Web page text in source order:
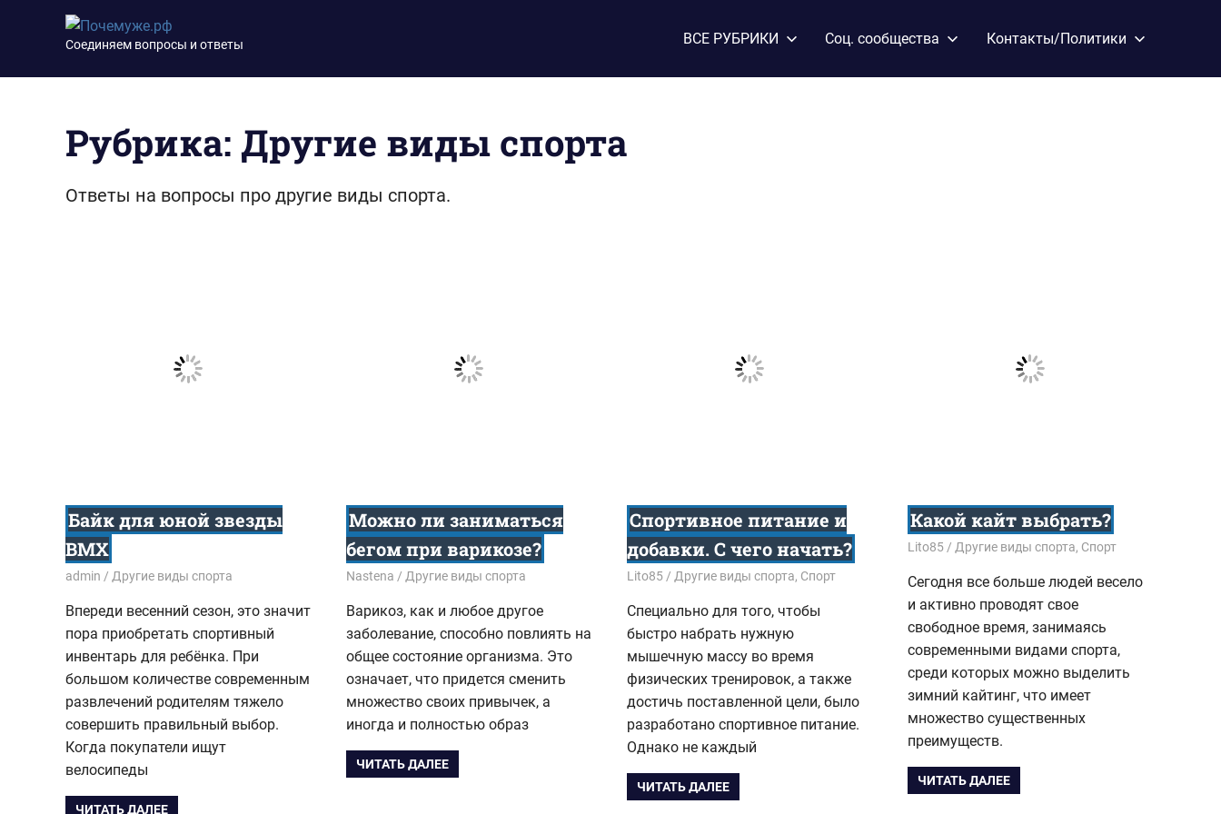
содержимому
Почемуже.рф
Соединяем вопросы и ответы ВСЕ РУБРИКИ Соц. сообщества Контакты/Политики
Рубрика: Другие виды спорта
Ответы на вопросы про другие виды спорта.
Байк для юной звезды
BMX
08.03.2017
admin Другие виды спорта
Впереди весенний сезон, это значит
пора приобретать спортивный
инвентарь для ребёнка. При
большом количестве современным
развлечений родителям тяжело
совершить правильный выбор.
Когда покупатели ищут
велосипеды
ЧИТАТЬ ДАЛЕЕ
Можно ли заниматься
бегом при варикозе?
21.01.2017
Nastena Другие виды спорта
Варикоз, как и любое другое
заболевание, способно повлиять на
общее состояние организма. Это
означает, что придется сменить
множество своих привычек, а
иногда и полностью образ
ЧИТАТЬ ДАЛЕЕ
Спортивное питание и
добавки. С чего начать?
15.01.2016
Lito85 Другие виды спорта, Спорт
Специально для того, чтобы
быстро набрать нужную
мышечную массу во время
физических тренировок, а также
достичь поставленной цели, было
разработано спортивное питание.
Однако не каждый
ЧИТАТЬ ДАЛЕЕ
Какой кайт выбрать?
09.11.2015
Lito85 Другие виды спорта, Спорт
Сегодня все больше людей весело
и активно проводят свое
свободное время, занимаясь
современными видами спорта,
среди которых можно выделить
зимний кайтинг, что имеет
множество существенных
преимуществ.
ЧИТАТЬ ДАЛЕЕ